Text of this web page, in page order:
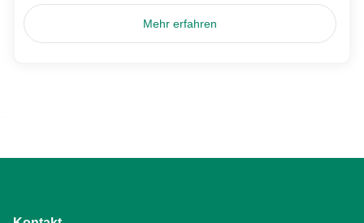
Mehr erfahren